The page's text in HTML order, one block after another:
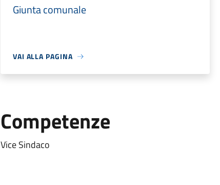
Giunta comunale
VAI ALLA PAGINA
Competenze
Vice Sindaco